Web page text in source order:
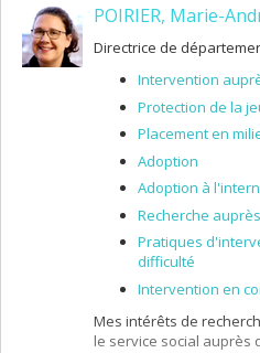
POIRIER, Marie-
Directrice de
Intervention
Protection de la
Placement en
Adoption
Adoption à
Recherche
Pratiques
difficulté
Intervention en
Mes intérêts de
le service social auprès